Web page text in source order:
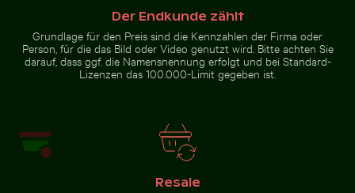
Zur Stock-Kollektion
Der Endkunde zählt
Grundlage für den Preis sind die Kennzahlen der Firma oder
Person, für die das Bild oder Video genutzt wird. Bitte achten Sie
darauf, dass ggf. die Namensnennung erfolgt und bei Standard-
Lizenzen das 100.000-Limit gegeben ist.
Resale